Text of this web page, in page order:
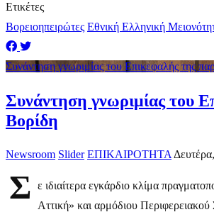
Ετικέτες
Βορειοηπειρώτες Εθνική Ελληνική
Συνάντηση γνωριμίας του Επικεφαλής της
Συνάντηση γνωριμίας του
Βορίδη
Newsroom Slider ΕΠΙΚΑΙΡΟΤΗΤΑ
Σ
ε ιδιαίτερα εγκάρδιο κλίμα
Αττική» και αρμόδιου